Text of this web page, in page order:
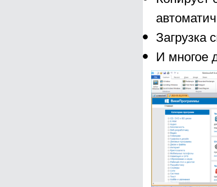
Загрузка
И многое